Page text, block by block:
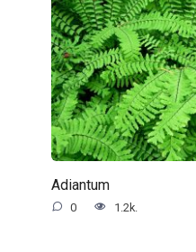
Adiantum
0 1.2k.